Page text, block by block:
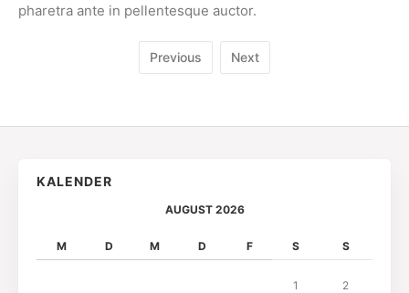
pharetra ante in pellentesque auctor.
Previous Next
KALENDER
AUGUST 2026
M D M D F S S
1 2